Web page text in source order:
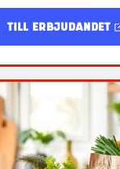
TILL ERBJUDANDET